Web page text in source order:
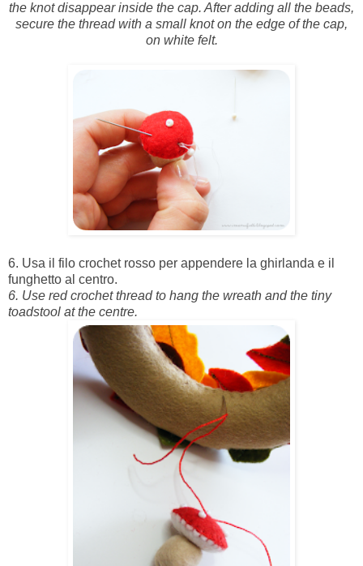
the knot disappear inside the cap. After adding all the beads,
secure the thread with a small knot on the edge of the cap,
on white felt.
6. Usa il filo crochet rosso per appendere la ghirlanda e il
funghetto al centro.
6. Use red crochet thread to hang the wreath and the tiny
toadstool at the centre.